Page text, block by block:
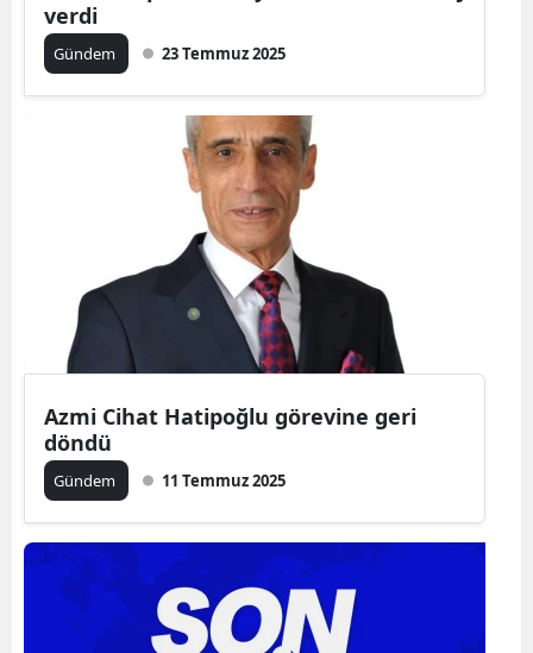
verdi
Gündem 23 Temmuz 2025
Azmi Cihat Hatipoğlu görevine geri
döndü
Gündem 11 Temmuz 2025